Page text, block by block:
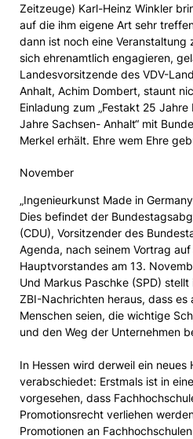
Zeitzeuge) Karl-Heinz Winkler
auf die ihm eigene Art sehr
dann ist noch eine Veranstaltung
sich ehrenamtlich engagieren,
Landesvorsitzende des VDV-
Anhalt, Achim Dombert, staunt
Einladung zum „Festakt 25 Jahre
Jahre Sachsen- Anhalt“ mit
Merkel erhält. Ehre wem Ehre
November
„Ingenieurkunst Made in
Dies befindet der
(CDU), Vorsitzender des
Agenda, nach seinem Vortrag
Hauptvorstandes am 13.
Und Markus Paschke (SPD)
ZBI-Nachrichten heraus, dass es
Menschen seien, die wichtige
und den Weg der Unternehmen
In Hessen wird derweil ein neues
verabschiedet: Erstmals ist in
vorgesehen, dass
Promotionsrecht verliehen
Promotionen an